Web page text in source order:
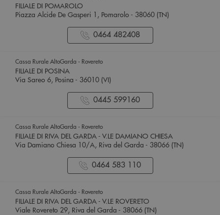
FILIALE DI POMAROLO
Piazza Alcide De Gasperi 1, Pomarolo - 38060 (TN)
0464 482408
Cassa Rurale AltoGarda - Rovereto
FILIALE DI POSINA
Via Sareo 6, Posina - 36010 (VI)
0445 599160
Cassa Rurale AltoGarda - Rovereto
FILIALE DI RIVA DEL GARDA - V.LE DAMIANO CHIESA
Via Damiano Chiesa 10/A, Riva del Garda - 38066 (TN)
0464 583 110
Cassa Rurale AltoGarda - Rovereto
FILIALE DI RIVA DEL GARDA - V.LE ROVERETO
Viale Rovereto 29, Riva del Garda - 38066 (TN)